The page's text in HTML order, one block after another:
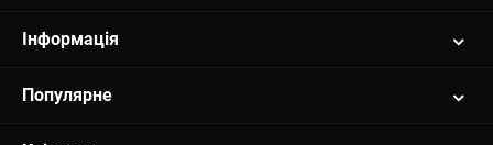
Інформація
Популярне